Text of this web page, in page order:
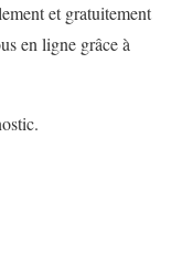
et gratuitement
en ligne grâce à